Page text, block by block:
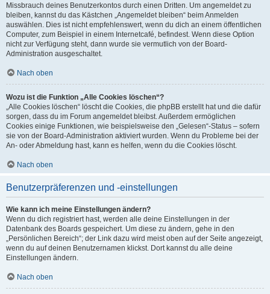
Missbrauch deines Benutzerkontos durch einen Dritten. Um angemeldet zu
bleiben, kannst du das Kästchen „Angemeldet bleiben“ beim Anmelden
auswählen. Dies ist nicht empfehlenswert, wenn du dich an einem öffentlichen
Computer, zum Beispiel in einem Internetcafé, befindest. Wenn diese Option
nicht zur Verfügung steht, dann wurde sie vermutlich von der Board-
Administration ausgeschaltet.
Nach oben
Wozu ist die Funktion „Alle Cookies löschen“?
„Alle Cookies löschen“ löscht die Cookies, die phpBB erstellt hat und die dafür
sorgen, dass du im Forum angemeldet bleibst. Außerdem ermöglichen
Cookies einige Funktionen, wie beispielsweise den „Gelesen“-Status – sofern
sie von der Board-Administration aktiviert wurden. Wenn du Probleme bei der
An- oder Abmeldung hast, kann es helfen, wenn du die Cookies löscht.
Nach oben
Benutzerpräferenzen und -einstellungen
Wie kann ich meine Einstellungen ändern?
Wenn du dich registriert hast, werden alle deine Einstellungen in der
Datenbank des Boards gespeichert. Um diese zu ändern, gehe in den
„Persönlichen Bereich“; der Link dazu wird meist oben auf der Seite angezeigt,
wenn du auf deinen Benutzernamen klickst. Dort kannst du alle deine
Einstellungen ändern.
Nach oben